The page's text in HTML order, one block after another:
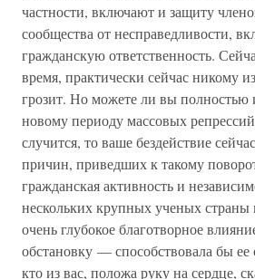
частности, включают и защиту
сообщества от несправедливости,
гражданскую ответственность.
время, практически сейчас никому
грозит. Но можете ли вы полностью
новому периоду массовых
случится, то ваше бездействие
причин, приведших к такому
гражданская активность и
нескольких крупных ученых страны
очень глубокое благотворное
обстановку — способствовала бы
кто из вас, положа руку на сердце,